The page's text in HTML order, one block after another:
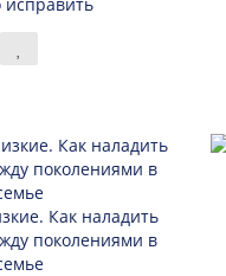
Как наладить
поколениями в